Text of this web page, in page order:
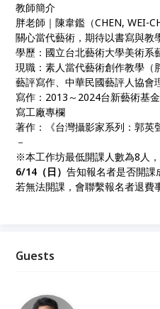
教師簡介
胖老師｜陳韋鑑（CHEN, WEI-
關心當代藝術，期待以書寫與教
學歷：國立台北藝術大學美術系
現職：素人當代藝術創作教學（
藝評寫作、中華民國藝評人協會
寫作：2013～2024台新藝術基
寫工廠專欄
著作：《台灣攝影家系列：郭英
－
※本工作坊最低開課人數為8人
6/14（日）告知報名者是否開課
若無法開課，會聯繫報名者退費
Guests